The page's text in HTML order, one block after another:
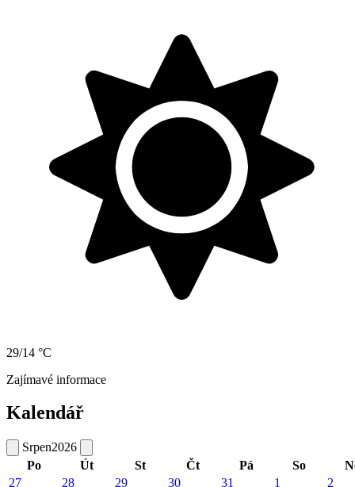
29/14 °C
Zajímavé informace
Kalendář
Srpen2026
Po
Út St Čt Pá So
27
28
29
30
31
1
2